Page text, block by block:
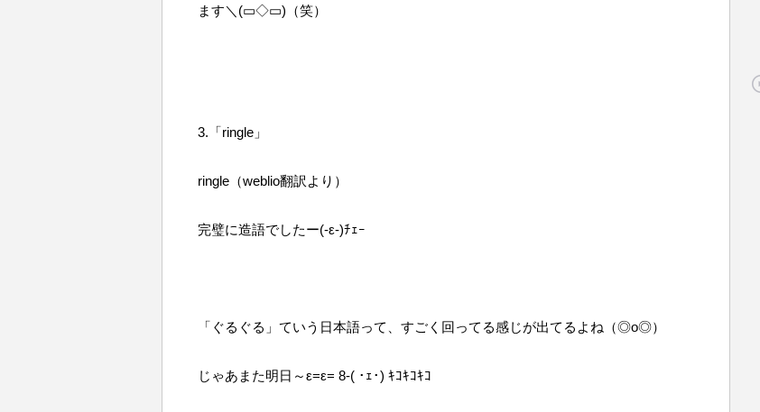
ます＼(▭◇▭)（笑）
3.「ringle」
ringle（weblio翻訳より）
完璧に造語でしたー(-ε-)ﾁｪｰ
「ぐるぐる」ていう日本語って、すごく回ってる感じが出てるよね（◎o◎）
じゃあまた明日～ε=ε= 8-( ･ｪ･) ｷｺｷｺｷｺ